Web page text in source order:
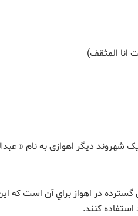
دیگر اهوازی به نام «
در اهواز براي آن است كه
کنند.